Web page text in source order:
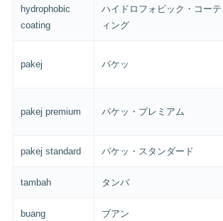
hydrophobic
coating
ハイドロフォビック・コーテ
ィング
pakej パケッ
pakej premium パケッ・プレミアム
pakej standard パケッ・スタンダード
tambah タンバ
buang ブアン